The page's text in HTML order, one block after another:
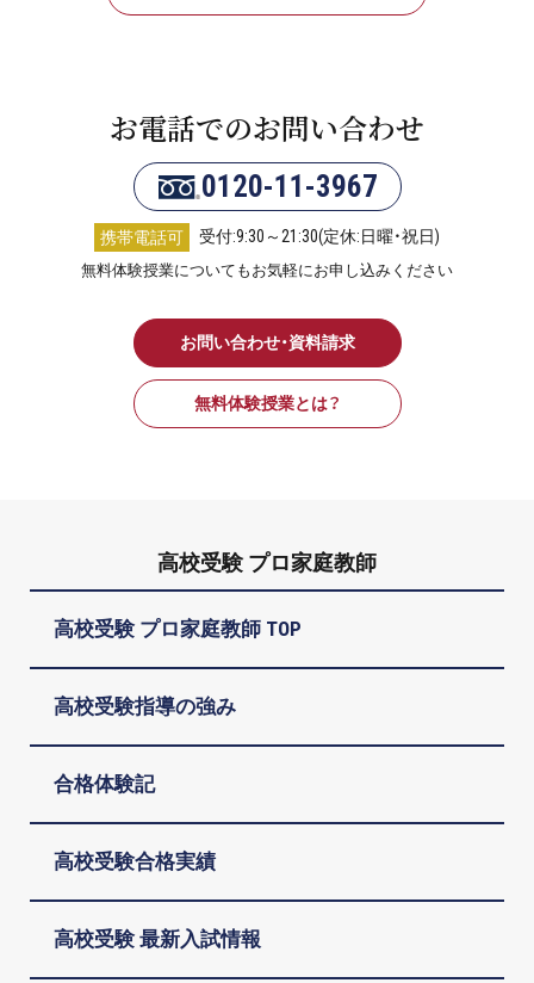
お電話でのお問い合わせ
0120-11-3967
携帯電話可 受付:9:30～21:30(定休:日曜・祝日)
無料体験授業についてもお気軽にお申し込みください
お問い合わせ・資料請求
無料体験授業とは？
高校受験 プロ家庭教師
高校受験 プロ家庭教師 TOP
高校受験指導の強み
合格体験記
高校受験合格実績
高校受験 最新入試情報